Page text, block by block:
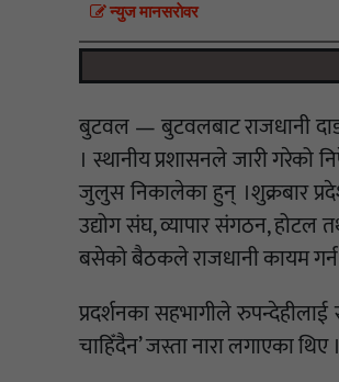
न्युज मानसराेवर
बुटवल — बुटवलबाट राजधानी
। स्थानीय प्रशासनले जारी गरेको
जुलुस निकालेका हुन् ।शुक्रबार
उद्योग संघ, व्यापार संगठन, होटल
बसेको बैठकले राजधानी कायम गर्न
प्रदर्शनका सहभागीले रुपन्देहीलाई
चाहिँदैन’ जस्ता नारा लगाएका थिए ।